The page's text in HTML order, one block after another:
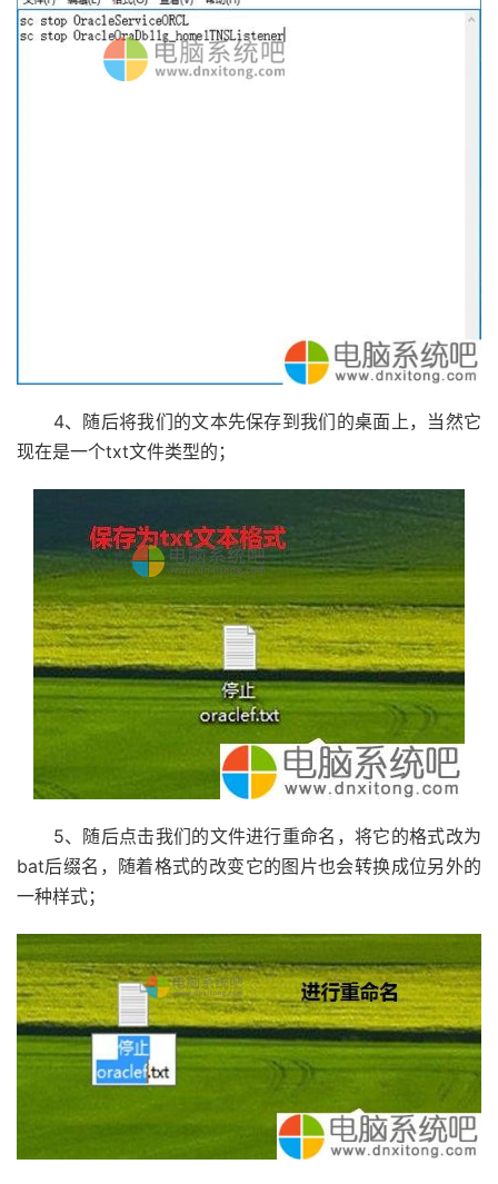
4、随后将我们的文本先保存到我们的桌面上，当然它
现在是一个txt文件类型的；
5、随后点击我们的文件进行重命名，将它的格式改为
bat后缀名，随着格式的改变它的图片也会转换成位另外的
一种样式；